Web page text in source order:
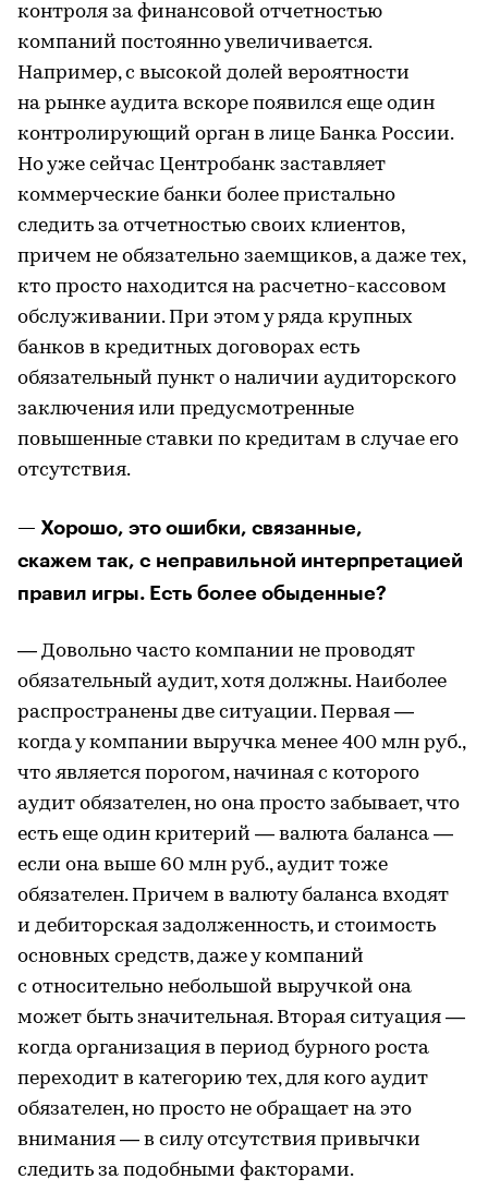
контроля за финансовой отчетностью
компаний постоянно увеличивается.
Например, с высокой долей вероятности
на рынке аудита вскоре появился еще один
контролирующий орган в лице Банка России.
Но уже сейчас Центробанк заставляет
коммерческие банки более пристально
следить за отчетностью своих клиентов,
причем не обязательно заемщиков, а даже тех,
кто просто находится на расчетно-кассовом
обслуживании. При этом у ряда крупных
банков в кредитных договорах есть
обязательный пункт о наличии аудиторского
заключения или предусмотренные
повышенные ставки по кредитам в случае его
отсутствия.
— Хорошо, это ошибки, связанные,
скажем так, с неправильной интерпретацией
правил игры. Есть более обыденные?
— Довольно часто компании не проводят
обязательный аудит, хотя должны. Наиболее
распространены две ситуации. Первая —
когда у компании выручка менее 400 млн руб.,
что является порогом, начиная с которого
аудит обязателен, но она просто забывает, что
есть еще один критерий — валюта баланса —
если она выше 60 млн руб., аудит тоже
обязателен. Причем в валюту баланса входят
и дебиторская задолженность, и стоимость
основных средств, даже у компаний
с относительно небольшой выручкой она
может быть значительная. Вторая ситуация —
когда организация в период бурного роста
переходит в категорию тех, для кого аудит
обязателен, но просто не обращает на это
внимания — в силу отсутствия привычки
следить за подобными факторами.